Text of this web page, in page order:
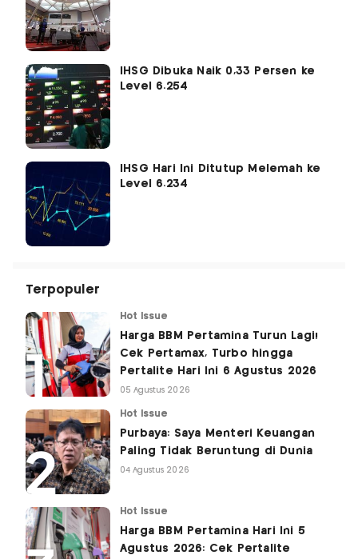
IHSG Dibuka Naik 0,33 Persen ke
Level 6.254
IHSG Hari Ini Ditutup Melemah ke
Level 6.234
Terpopuler
Hot Issue
Harga BBM Pertamina Turun Lagi!
Cek Pertamax, Turbo hingga
Pertalite Hari Ini 6 Agustus 2026
05 Agustus 2026
Hot Issue
Purbaya: Saya Menteri Keuangan
Paling Tidak Beruntung di Dunia
04 Agustus 2026
Hot Issue
Harga BBM Pertamina Hari Ini 5
Agustus 2026: Cek Pertalite